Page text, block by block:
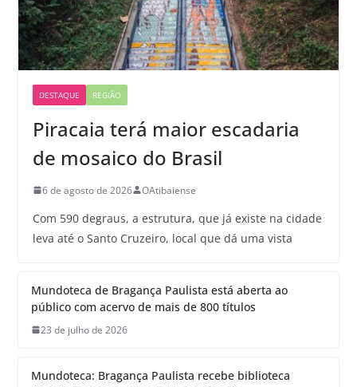
DESTAQUE REGIÃO
Piracaia terá maior escadaria
de mosaico do Brasil
6 de agosto de 2026 OAtibaiense
Com 590 degraus, a estrutura, que já existe na cidade
leva até o Santo Cruzeiro, local que dá uma vista
Mundoteca de Bragança Paulista está aberta ao
público com acervo de mais de 800 títulos
23 de julho de 2026
Mundoteca: Bragança Paulista recebe biblioteca